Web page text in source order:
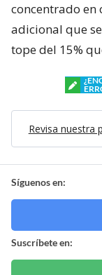
concentrado en
adicional que
tope del 15%
Revisa nuestra
Síguenos en:
Suscríbete en: